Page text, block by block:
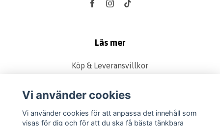
Läs mer
Köp & Leveransvillkor
Produkter
Retur & Reklamation
Vi använder cookies
Vi använder cookies för att anpassa det innehåll som
visas för dig och för att du ska få bästa tänkbara